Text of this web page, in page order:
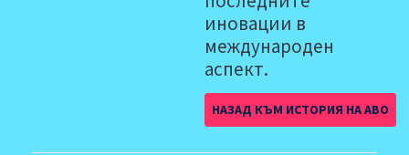
иновации в
международен
аспект.
НАЗАД КЪМ ИСТОРИЯ НА АВО